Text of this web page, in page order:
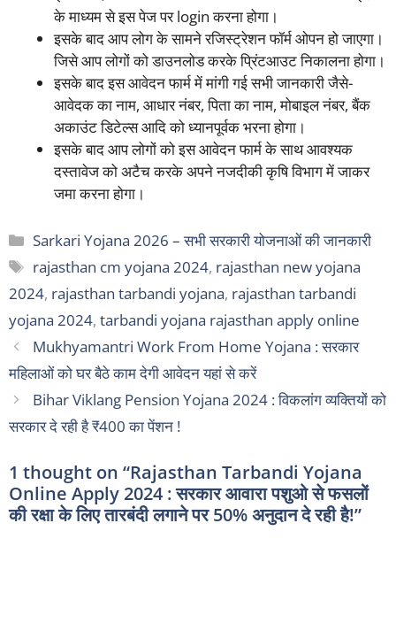
के माध्यम से इस पेज पर login करना होगा।
इसके बाद आप लोग के सामने रजिस्ट्रेशन फॉर्म ओपन हो जाएगा।
जिसे आप लोगों को डाउनलोड करके प्रिंटआउट निकालना होगा।
इसके बाद इस आवेदन फार्म में मांगी गई सभी जानकारी जैसे-
आवेदक का नाम, आधार नंबर, पिता का नाम, मोबाइल नंबर, बैंक
अकाउंट डिटेल्स आदि को ध्यानपूर्वक भरना होगा।
इसके बाद आप लोगों को इस आवेदन फार्म के साथ आवश्यक
दस्तावेज को अटैच करके अपने नजदीकी कृषि विभाग में जाकर
जमा करना होगा।
Categories
Sarkari Yojana 2026 – सभी सरकारी योजनाओं की जानकारी
Tags
rajasthan cm yojana 2024, rajasthan new yojana
2024, rajasthan tarbandi yojana, rajasthan tarbandi
yojana 2024, tarbandi yojana rajasthan apply online
Mukhyamantri Work From Home Yojana : सरकार
महिलाओं को घर बैठे काम देगी आवेदन यहां से करें
Bihar Viklang Pension Yojana 2024 : विकलांग व्यक्तियों को
सरकार दे रही है ₹400 का पेंशन !
1 thought on “Rajasthan Tarbandi Yojana
Online Apply 2024 : सरकार आवारा पशुओ से फसलों
की रक्षा के लिए तारबंदी लगाने पर 50% अनुदान दे रही है!”